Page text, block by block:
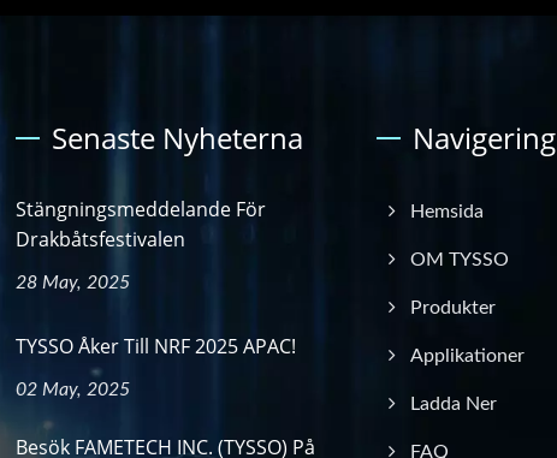
Senaste Nyheterna
Stängningsmeddelande För
Drakbåtsfestivalen
28 May, 2025
TYSSO Åker Till NRF 2025 APAC!
02 May, 2025
Besök FAMETECH INC. (TYSSO) På
Navigering
Hemsida
OM TYSSO
Produkter
Applikationer
Ladda Ner
FAQ